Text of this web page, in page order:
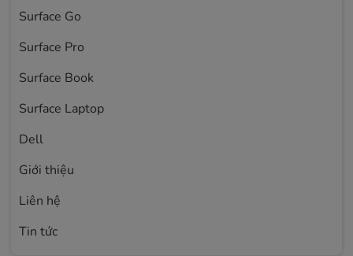
Surface Go
Surface Pro
Surface Book
Surface Laptop
Dell
Giới thiệu
Liên hệ
Tin tức